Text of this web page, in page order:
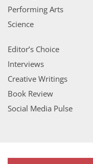
Performing Arts
Science
Editor’s Choice
Interviews
Creative Writings
Book Review
Social Media Pulse